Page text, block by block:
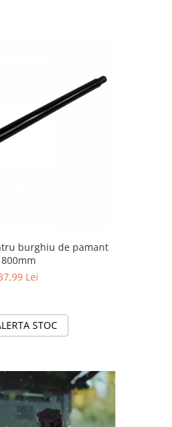
burghiu de pamant
800mm
Lei
STOC